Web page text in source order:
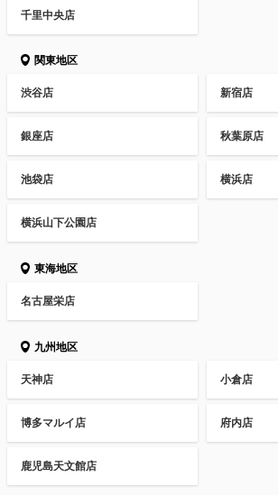
千里中央店
関東地区
渋谷店 新宿店
銀座店 秋葉原店
池袋店 横浜店
横浜山下公園店
東海地区
名古屋栄店
九州地区
天神店 小倉店
博多マルイ店 府内店
鹿児島天文館店